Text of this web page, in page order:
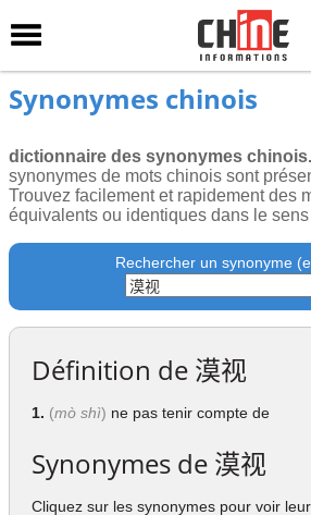
Synonymes chinois
dictionnaire des synonymes chinois.
synonymes de mots chinois sont
Trouvez facilement et rapidement des
équivalents ou identiques dans le
Rechercher un synonyme
Définition de 漠视
1. (mò shì) ne pas tenir compte de
Synonymes de 漠视
Cliquez sur les synonymes pour voir